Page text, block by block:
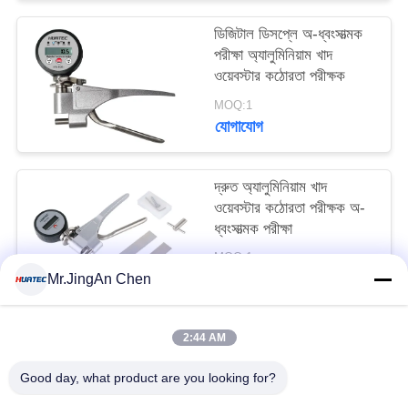
ডিজিটাল ডিসপ্লে অ-ধ্বংসাত্মক
পরীক্ষা অ্যালুমিনিয়াম খাদ
ওয়েবস্টার কঠোরতা পরীক্ষক
MOQ:1
যোগাযোগ
দ্রুত অ্যালুমিনিয়াম খাদ
ওয়েবস্টার কঠোরতা পরীক্ষক অ-
ধ্বংসাত্মক পরীক্ষা
MOQ:1
Mr.JingAn Chen
2:44 AM
Good day, what product are you looking for?